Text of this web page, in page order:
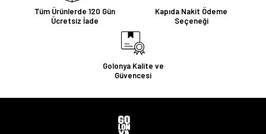
Tüm Ürünlerde 120 Gün
Ücretsiz İade
Kapıda Nakit Ödeme
Seçeneği
Golonya Kalite ve
Güvencesi